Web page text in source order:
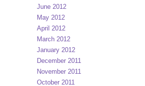
June 2012
May 2012
April 2012
March 2012
January 2012
December 2011
November 2011
October 2011